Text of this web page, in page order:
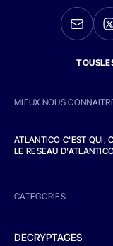
MIEUX NOUS
ATLANTICO C'EST QUI,
LE RESEAU
CATEGORIES
DECRYPTAGES